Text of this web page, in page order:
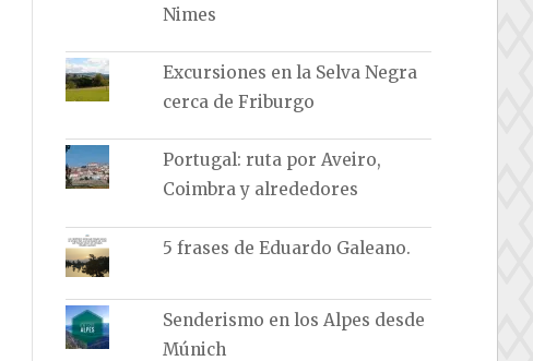
Nimes
Excursiones en la Selva Negra
cerca de Friburgo
Portugal: ruta por Aveiro,
Coimbra y alrededores
5 frases de Eduardo Galeano.
Senderismo en los Alpes desde
Múnich